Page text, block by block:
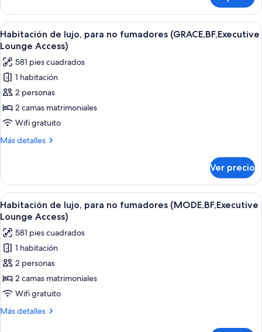
Included)
para
no
fumadores
(SPACIOUS
[GRAND],Breakfast
Included)
Abrir
todas
las
fotos
de
Habitación
de
lujo,
para
(GRACE,BF,Executive
Lounge
Access)
Una habitación de hotel con dos
10
Habitación de lujo, para no fumadores (GRACE,BF,Executive
Lounge Access)
581 pies cuadrados
1 habitación
2 personas
2 camas matrimoniales
Wifi gratuito
Más detalles
Más
de
lujo,
para
no
fumadores
(GRACE,BF,Executive
Lounge
Access)
Ver precio
Abrir
todas
las
fotos
de
Habitación
de
lujo,
para
Habitación de hotel con dos camas,
10
Habitación de lujo, para no fumadores (MODE,BF,Executive
Lounge Access)
581 pies cuadrados
1 habitación
2 personas
2 camas matrimoniales
Wifi gratuito
Más detalles
Más